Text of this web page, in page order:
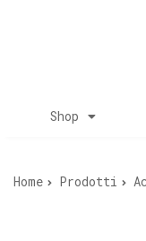
Shop
Home Prodotti